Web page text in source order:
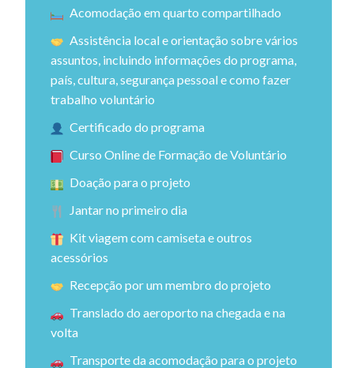
Acomodação em quarto compartilhado
Assistência local e orientação sobre vários
assuntos, incluindo informações do programa,
país, cultura, segurança pessoal e como fazer
trabalho voluntário
Certificado do programa
Curso Online de Formação de Voluntário
Doação para o projeto
Jantar no primeiro dia
Kit viagem com camiseta e outros
acessórios
Recepção por um membro do projeto
Translado do aeroporto na chegada e na
volta
Transporte da acomodação para o projeto